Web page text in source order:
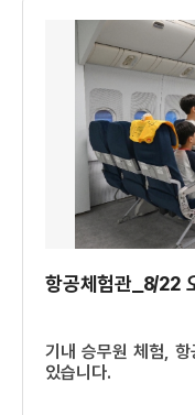
항공체험관_8/22
기내 승무원 체험,
있습니다.